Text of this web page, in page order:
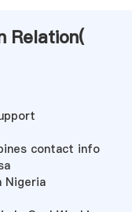
Relation(
contact info
Nigeria